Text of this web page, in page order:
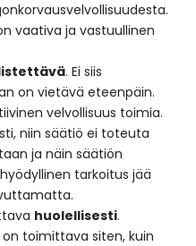
vaativa ja vastuullinen
. Ei siis
on vietävä eteenpäin.
velvollisuus toimia.
niin säätiö ei toteuta
ja näin säätiön
tarkoitus jää
huolellisesti.
toimittava siten, kuin